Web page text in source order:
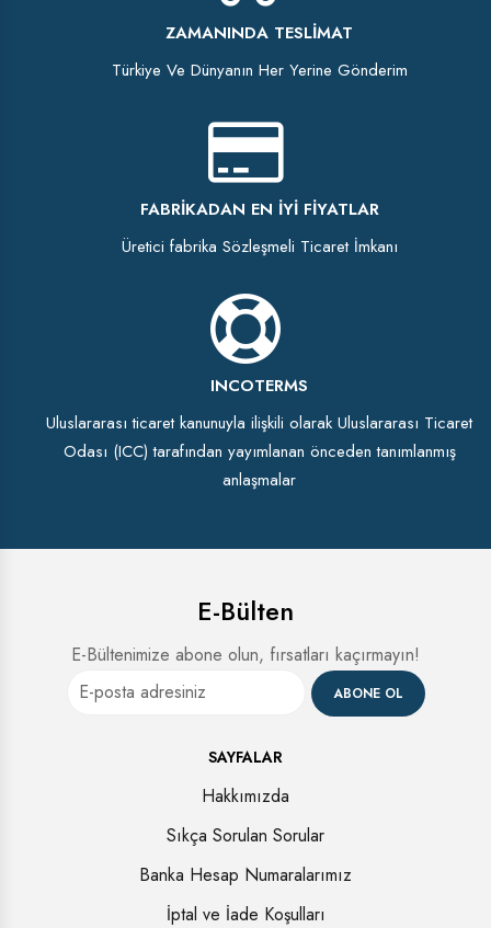
ZAMANINDA TESLIMAT
Türkiye Ve Dünyanın Her Yerine Gönderim
FABRIKADAN EN İYI FIYATLAR
Üretici fabrika Sözleşmeli Ticaret İmkanı
INCOTERMS
Uluslararası ticaret kanunuyla ilişkili olarak Uluslararası Ticaret
Odası (ICC) tarafından yayımlanan önceden tanımlanmış
anlaşmalar
E-Bülten
E-Bültenimize abone olun, fırsatları kaçırmayın!
ABONE OL
SAYFALAR
Hakkımızda
Sıkça Sorulan Sorular
Banka Hesap Numaralarımız
İptal ve İade Koşulları